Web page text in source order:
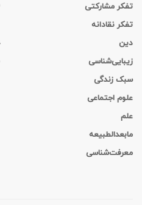
تفکر مشارکتی
تفکر نقادانه
دین
زیبایی‌شناسی
سبک زندگی
علوم اجتماعی
علم
مابعدالطبیعه
معرفت‌شناسی